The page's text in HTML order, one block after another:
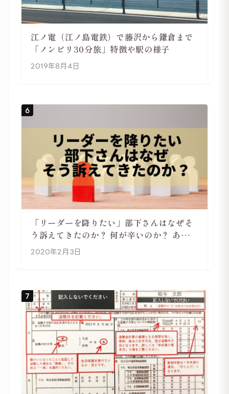
江ノ電（江ノ島電鉄）で藤沢から鎌倉まで
「ノンビリ30分旅」特徴や駅の様子
2019年8月4日
6
「リーダーを降りたい」部下さんはなぜそ
う訴えてきたのか？ 何が辛いのか？ あらた
めて考えてみる
2020年2月3日
7